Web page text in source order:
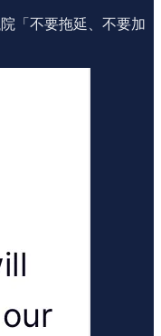
「不要拖延、不要加